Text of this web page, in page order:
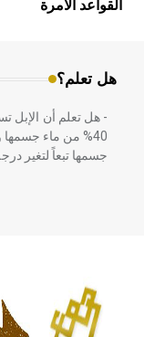
القواعد الآمرة
هل تعلم؟
المعمار على بناء
- هل تعلم أن الإبل
40% من ماء
جسمها تبعاً لتغير
الحكم، الأدلة،
له الفضل بأنه حرر